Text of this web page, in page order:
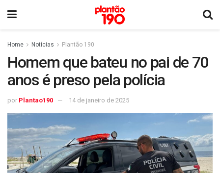
Home Notícias Plantão 190
Homem que bateu no pai de 70
anos é preso pela polícia
por Plantao190 14 de janeiro de 2025